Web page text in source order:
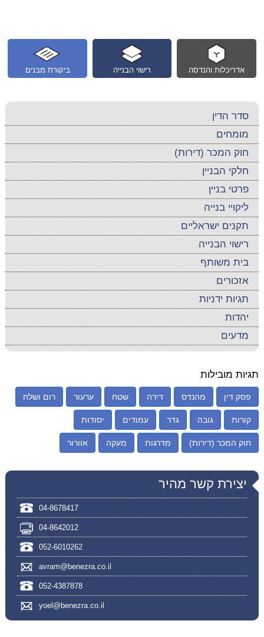
ביקורת מבנים רישוי הבנייה אדריכלות והנדסה
סדר הדין
מומחים
חוק המכר (דירות)
חלקי הבניין
פרטי בניין
ליקויי בנייה
תקנים ישראליים
רישוי הבנייה
בית משותף
אזכורים
תגיות ידניות
יהדות
מדעים
תגיות מובילות
פסק דין מהנדס דירה שטח ערעור רום ושלח
קורות גובה גדר עמודים יסודות
חוק המכר (דירות) מדרגות מעקה אוורור
יצירת קשר מהיר
04-8678417
04-8642012
052-6010262
avram@benezra.co.il
052-4387878
yoel@benezra.co.il